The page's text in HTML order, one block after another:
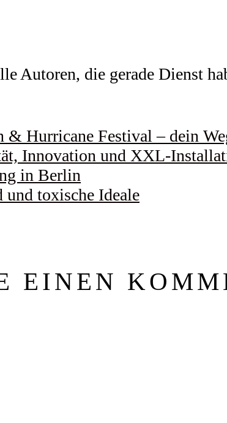
Autoren, die gerade Dienst
Hurricane Festival – dein
Innovation und XXL-
in Berlin
und toxische Ideale
EINEN